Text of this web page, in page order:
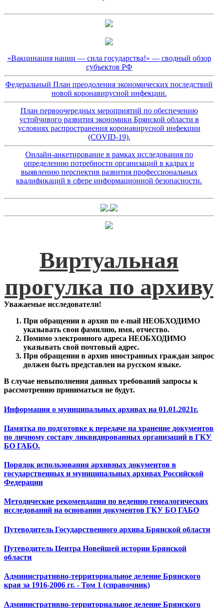
«Вакцинация нации — сила государства!» — сводный обзор
субъектов РФ
Федеральный План преодоления экономических последствий
новой коронавирусной инфекции.
План первоочередных мероприятий по обеспечению
устойчивого развития экономики Брянской области в
условиях распространения коронавирусной инфекции
(COVID-19).
Онлайн-анкетирование в рамках исследования по
определению потребности организаций в кадрах и
выявлению перспектив развития профессиональных
квалификаций в сфере информационной безопасности.
Виртуальная
прогулка по архиву
Уважаемые исследователи!
При обращении в архив по e-mail НЕОБХОДИМО
указывать свои фамилию, имя, отчество.
Помимо электронного адреса НЕОБХОДИМО
указывать свой почтовый адрес.
При обращении в архив иностранных граждан запрос
должен быть представлен на русском языке.
В случае невыполнения данных требований запросы к
рассмотрению приниматься не будут.
Информация о муниципальных архивах на 01.01.2021г.
Памятка по подготовке к передаче на хранение документов
по личному составу ликвидированных организаций в ГКУ
БО ГАБО.
Порядок использования архивных документов в
государственных и муниципальных архивах Российской
Федерации
Методические рекомендации по ведению генеалогических
исследований на основании документов ГКУ БО ГАБО
Путеводитель Государственного архива Брянской области
Путеводитель Центра Новейшей истории Брянской
области
Административно-территориальное деление Брянского
края за 1916-2006 гг. - Том 1 (справочник)
Административно-территориальное деление Брянского